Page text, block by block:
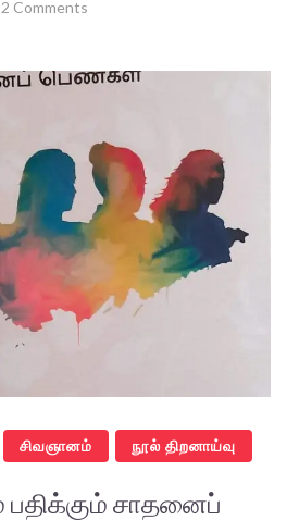
2 Comments
சிவஞானம் நூல் திறனாய்வு
பதிக்கும் சாதனைப்